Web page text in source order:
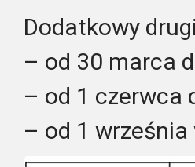
Dodatkowy
– od 30 marca
– od 1 czerwca
– od 1